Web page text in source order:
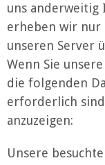
uns
erheben wir nur
unseren Server
Wenn Sie
die folgenden
erforderlich
anzuzeigen:
Unsere